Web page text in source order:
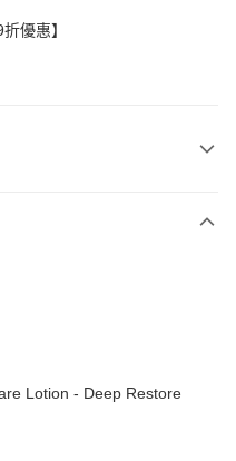
優惠】
Lotion - Deep Restore